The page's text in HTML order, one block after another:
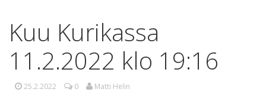
Kuu Kurikassa
11.2.2022 klo 19:16
25.2.2022 0 Matti Helin